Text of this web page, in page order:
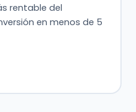
rentable del
en menos de 5